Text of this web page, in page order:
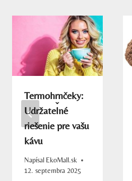
Termohrnčeky:
Udržateľné
riešenie pre vašu
kávu
Napísal EkoMall.sk
12. septembra 2025